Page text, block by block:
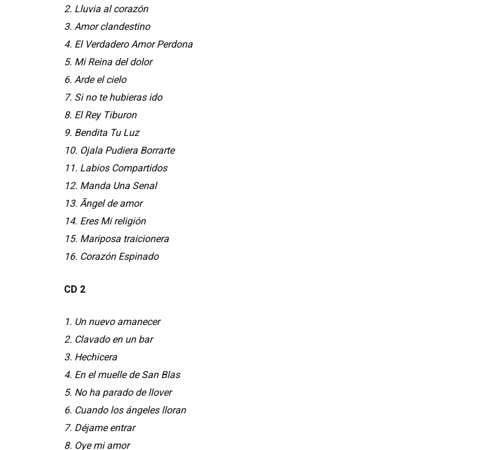
2. Lluvia al corazón
3. Amor clandestino
4. El Verdadero Amor Perdona
5. Mi Reina del dolor
6. Arde el cielo
7. Si no te hubieras ido
8. El Rey Tiburon
9. Bendita Tu Luz
10. Ojala Pudiera Borrarte
11. Labios Compartidos
12. Manda Una Senal
13. Ãngel de amor
14. Eres Mi religión
15. Mariposa traicionera
16. Corazón Espinado
CD 2
1. Un nuevo amanecer
2. Clavado en un bar
3. Hechicera
4. En el muelle de San Blas
5. No ha parado de llover
6. Cuando los ángeles lloran
7. Déjame entrar
8. Oye mi amor